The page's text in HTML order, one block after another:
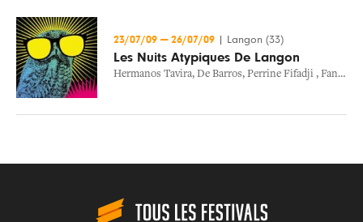
23/07/09 — 26/07/09 Langon (33)
Les Nuits Atypiques De Langon
Hermanos Tavira, De Barros, Perrine Fifadji , Fanfare Vagabontu